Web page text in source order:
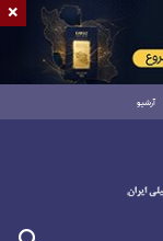
آرشیو
×